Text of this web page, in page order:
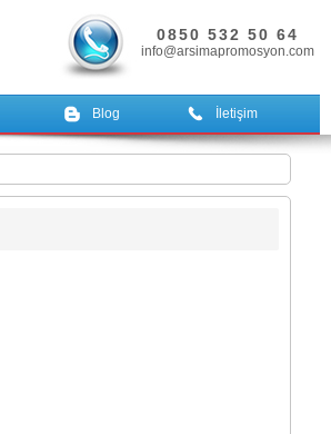
0850 532 50 64
info@arsimapromosyon.com
Blog İletişim